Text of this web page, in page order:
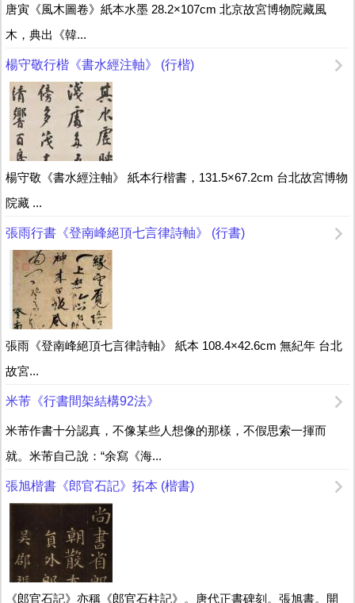
唐寅《風木圖卷》紙本水墨 28.2×107cm 北京故宮博物院藏風
木，典出《韓...
楊守敬行楷《書水經注軸》 (行楷)
楊守敬《書水經注軸》 紙本行楷書，131.5×67.2cm 台北故宮博物
院藏 ...
張雨行書《登南峰絕頂七言律詩軸》 (行書)
張雨《登南峰絕頂七言律詩軸》 紙本 108.4×42.6cm 無紀年 台北
故宮...
米芾《行書間架結構92法》
米芾作書十分認真，不像某些人想像的那樣，不假思索一揮而
就。米芾自己說：“余寫《海...
張旭楷書《郎官石記》拓本 (楷書)
《郎官石記》亦稱《郎官石柱記》。唐代正書碑刻。張旭書。開